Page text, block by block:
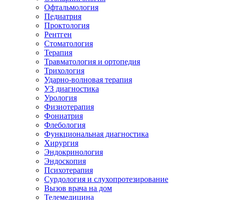
Офтальмология
Педиатрия
Проктология
Рентген
Стоматология
Терапия
Травматология и ортопедия
Трихология
Ударно-волновая терапия
УЗ диагностика
Урология
Физиотерапия
Фониатрия
Флебология
Функциональная диагностика
Хирургия
Эндокринология
Эндоскопия
Психотерапия
Сурдология и слухопротезирование
Вызов врача на дом
Телемедицина